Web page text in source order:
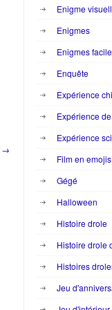
→
Enigme
Enigmes
Enigmes
Enquête
Expérience
Expérience
Expérience
Film en emojis
Gégé
Halloween
Histoire drole
Histoire drole
Histoires
Jeu